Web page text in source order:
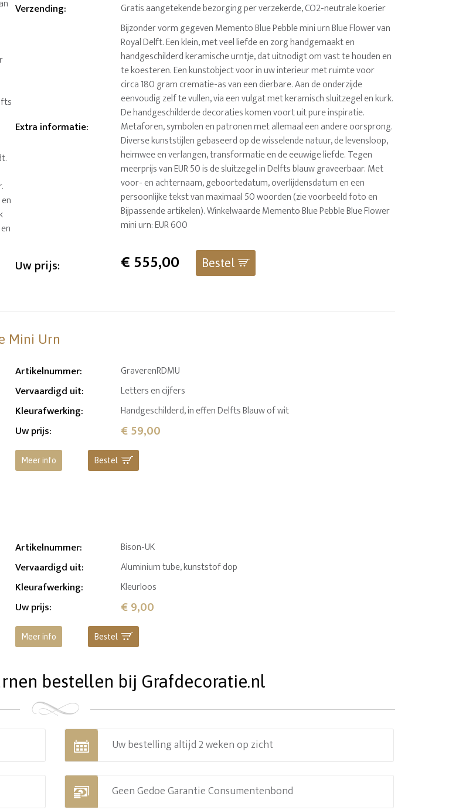
Verzending: Gratis aangetekende bezorging per verzekerde, CO2-neutrale koerier
Extra informatie:
Bijzonder vorm gegeven Memento Blue Pebble mini urn Blue Flower van
Royal Delft. Een klein, met veel liefde en zorg handgemaakt en
handgeschilderd keramische urntje, dat uitnodigt om vast te houden en
te koesteren. Een kunstobject voor in uw interieur met ruimte voor
circa 180 gram crematie-as van een dierbare. Aan de onderzijde
eenvoudig zelf te vullen, via een vulgat met keramisch sluitzegel en kurk.
De handgeschilderde decoraties komen voort uit pure inspiratie.
Metaforen, symbolen en patronen met allemaal een andere oorsprong.
Diverse kunststijlen gebaseerd op de wisselende natuur, de levensloop,
heimwee en verlangen, transformatie en de eeuwige liefde. Tegen
meerprijs van EUR 50 is de sluitzegel in Delfts blauw graveerbaar. Met
voor- en achternaam, geboortedatum, overlijdensdatum en een
persoonlijke tekst van maximaal 50 woorden (zie voorbeeld foto en
Bijpassende artikelen). Winkelwaarde Memento Blue Pebble Blue Flower
mini urn: EUR 600
Uw prijs: €555,00 Bestel
Mini Urn
Artikelnummer: GraverenRDMU
Vervaardigd uit: Letters en cijfers
Kleurafwerking: Handgeschilderd, in effen Delfts Blauw of wit
Uw prijs: € 59,00
Meer info Bestel
Artikelnummer: Bison-UK
Vervaardigd uit: Aluminium tube, kunststof dop
Kleurafwerking: Kleurloos
Uw prijs: € 9,00
Meer info Bestel
bestellen bij Grafdecoratie.nl
Uw bestelling altijd 2 weken op zicht
Geen Gedoe Garantie Consumentenbond